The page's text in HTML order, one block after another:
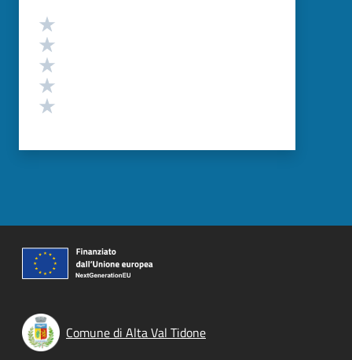
Valutazione
Comune di Alta Val Tidone